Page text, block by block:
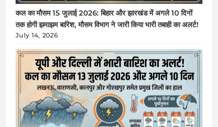
कल का मौसम 15 जुलाई 2026: बिहार और झारखंड में अगले 10 दिनों
तक होगी झमाझम बारिश, मौसम विभाग ने जारी किया भारी तबाही का अलर्ट!
July 14, 2026